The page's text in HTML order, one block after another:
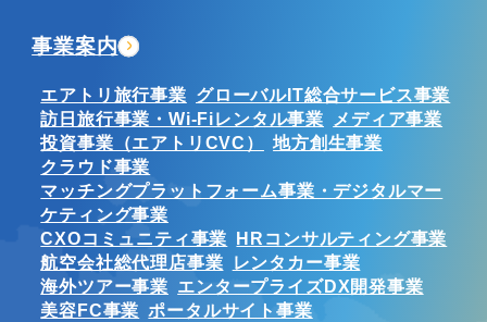
事業案内
エアトリ旅行事業 グローバルIT総合サービス事業
訪日旅行事業・Wi-Fiレンタル事業
メディア事業
投資事業（エアトリCVC）
地方創生事業
クラウド事業
マッチングプラットフォーム事業・デジタルマー
ケティング事業
CXOコミュニティ事業 HRコンサルティング事業
航空会社総代理店事業
レンタカー事業
海外ツアー事業 エンタープライズDX開発事業
美容FC事業 ポータルサイト事業